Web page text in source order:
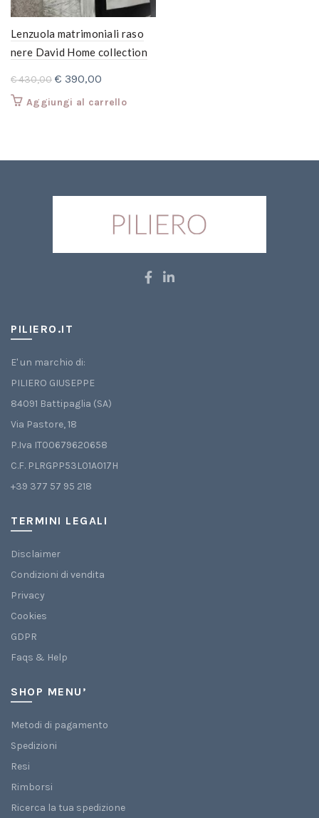
Lenzuola matrimoniali raso
nere David Home collection
€430,00 Il
prezzo
€ 390,00
prezzo
Aggiungi al carrello
PILIERO.IT
E' un marchio di:
PILIERO GIUSEPPE
84091 Battipaglia (SA)
Via Pastore, 18
P.Iva IT00679620658
C.F. PLRGPP53L01A017H
+39 377 57 95 218
TERMINI LEGALI
Disclaimer
Condizioni di vendita
Privacy
Cookies
GDPR
Faqs & Help
SHOP MENU’
Metodi di pagamento
Spedizioni
Resi
Rimborsi
Ricerca la tua spedizione